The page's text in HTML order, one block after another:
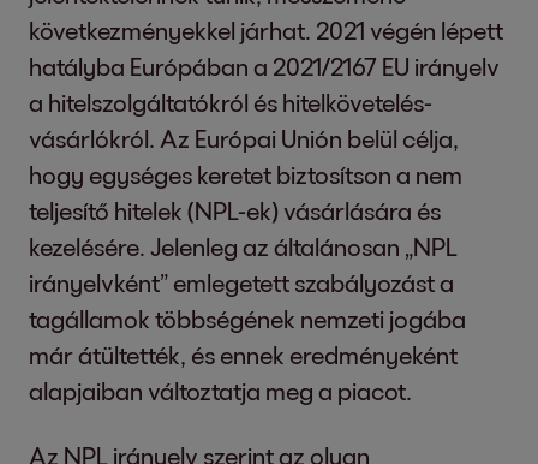
következményekkel járhat. 2021 végén lépett
hatályba Európában a 2021/2167 EU irányelv
a hitelszolgáltatókról és hitelkövetelés-
vásárlókról. Az Európai Unión belül célja,
hogy egységes keretet biztosítson a nem
teljesítő hitelek (NPL-ek) vásárlására és
kezelésére. Jelenleg az általánosan „NPL
irányelvként” emlegetett szabályozást a
tagállamok többségének nemzeti jogába
már átültették, és ennek eredményeként
alapjaiban változtatja meg a piacot.
Az NPL irányelv szerint az olyan